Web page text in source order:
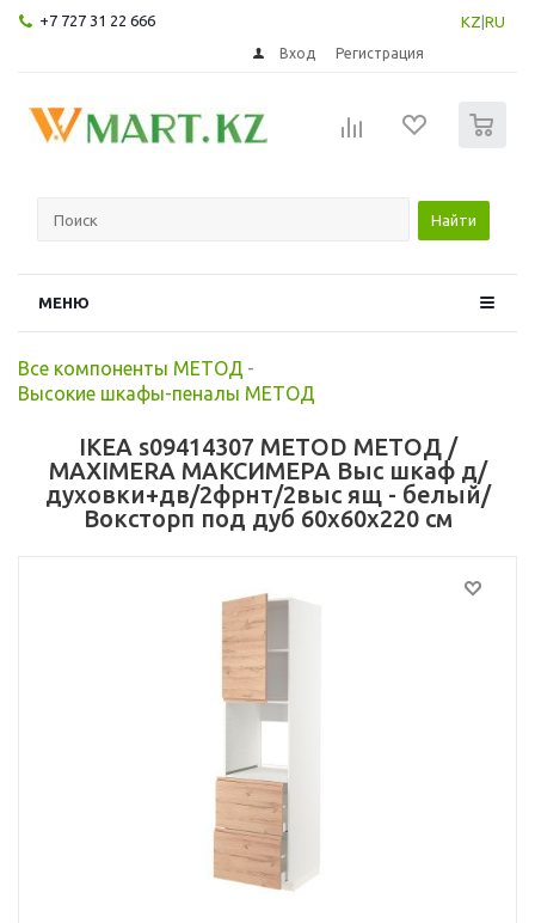
+7 727 31 22 666 KZ RU
Вход Регистрация
Найти
МЕНЮ
Все компоненты МЕТОД -
Высокие шкафы-пеналы МЕТОД
IKEA s09414307 METOD МЕТОД /
MAXIMERA МАКСИМЕРА Выс шкаф д/
духовки+дв/2фрнт/2выс ящ - белый/
Воксторп под дуб 60x60x220 см